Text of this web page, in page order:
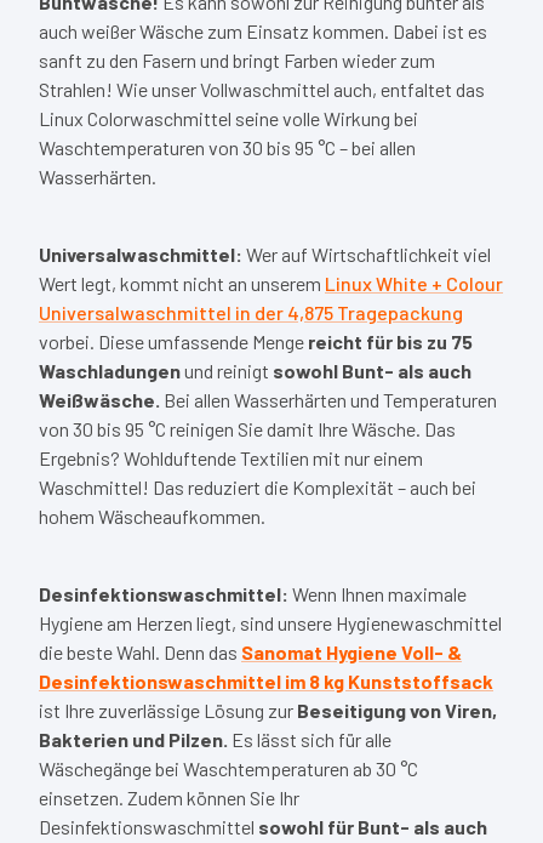
auch weißer Wäsche zum Einsatz kommen. Dabei ist es
sanft zu den Fasern und bringt Farben wieder zum
Strahlen! Wie unser Vollwaschmittel auch, entfaltet das
Linux Colorwaschmittel seine volle Wirkung bei
Waschtemperaturen von 30 bis 95 °C – bei allen
Wasserhärten.
Universalwaschmittel: Wer auf Wirtschaftlichkeit viel
Wert legt, kommt nicht an unserem Linux White + Colour
Universalwaschmittel in der 4,875 Tragepackung
vorbei. Diese umfassende Menge reicht für bis zu 75
Waschladungenund reinigt sowohl Bunt- als auch
Weißwäsche. Bei allen Wasserhärten und Temperaturen
von 30 bis 95 °C reinigen Sie damit Ihre Wäsche. Das
Ergebnis? Wohlduftende Textilien mit nur einem
Waschmittel! Das reduziert die Komplexität – auch bei
hohem Wäscheaufkommen.
Desinfektionswaschmittel: Wenn Ihnen maximale
Hygiene am Herzen liegt, sind unsere Hygienewaschmittel
die beste Wahl. Denn das Sanomat Hygiene Voll- &
Desinfektionswaschmittel im 8 kg Kunststoffsack
ist Ihre zuverlässige Lösung zur Beseitigung vonViren,
Bakterien und Pilzen. Es lässt sich für alle
Wäschegänge bei Waschtemperaturen ab 30 °C
einsetzen. Zudem können Sie Ihr
Desinfektionswaschmittel sowohl für Bunt- als auch